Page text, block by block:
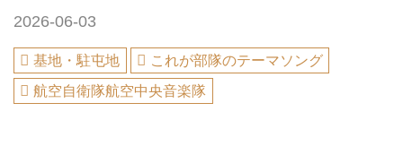
2026-06-03
基地・駐屯地
これが部隊のテーマソング
航空自衛隊航空中央音楽隊